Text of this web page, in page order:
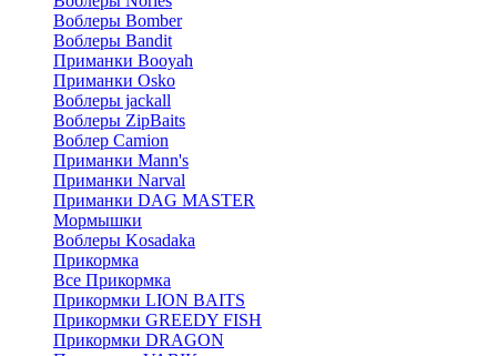
Воблеры Bomber
Воблеры Bandit
Приманки Booyah
Приманки Osko
Воблеры jackall
Воблеры ZipBaits
Воблер Camion
Приманки Mann's
Приманки Narval
Приманки DAG MASTER
Мормышки
Воблеры Kosadaka
Прикормка
Все Прикормка
Прикормки LION BAITS
Прикормки GREEDY FISH
Прикормки DRAGON